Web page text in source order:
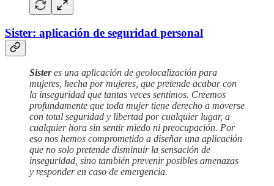
Sister: aplicación de seguridad personal
Sisteres una aplicación de geolocalización para
mujeres, hecha por mujeres, que pretende acabar con
la inseguridad que tantas veces sentimos. Creemos
profundamente que toda mujer tiene derecho a moverse
con total seguridad y libertad por cualquier lugar, a
cualquier hora sin sentir miedo ni preocupación. Por
eso nos hemos comprometido a diseñar una aplicación
que no solo pretende disminuir la sensación de
inseguridad, sino también prevenir posibles amenazas
y responder en caso de emergencia.